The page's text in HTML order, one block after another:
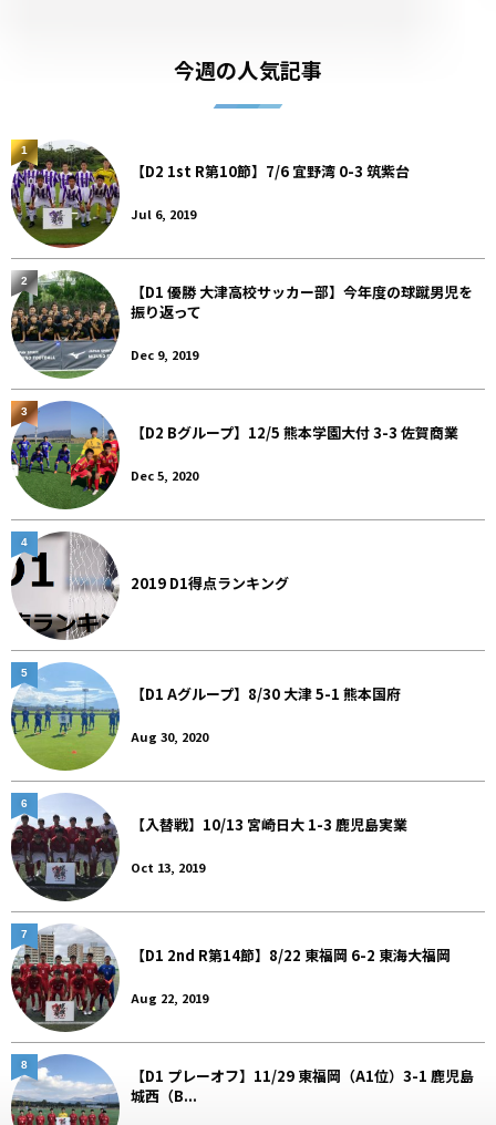
今週の人気記事
【D2 1st R第10節】7/6 宜野湾 0-3 筑紫台
Jul 6, 2019
1
【D1 優勝 大津高校サッカー部】今年度の球蹴男児を
振り返って
Dec 9, 2019
2
【D2 Bグループ】12/5 熊本学園大付 3-3 佐賀商業
Dec 5, 2020
3
2019 D1得点ランキング
4
【D1 Aグループ】8/30 大津 5-1 熊本国府
Aug 30, 2020
5
【入替戦】10/13 宮崎日大 1-3 鹿児島実業
Oct 13, 2019
6
【D1 2nd R第14節】8/22 東福岡 6-2 東海大福岡
Aug 22, 2019
7
【D1 プレーオフ】11/29 東福岡（A1位）3-1 鹿児島
城西（B...
8